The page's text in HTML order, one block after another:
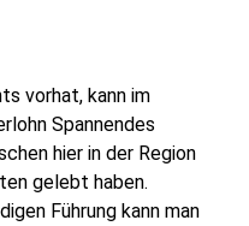
vorhat, kann im
Spannendes
hier in der Region
gelebt haben.
Führung kann man